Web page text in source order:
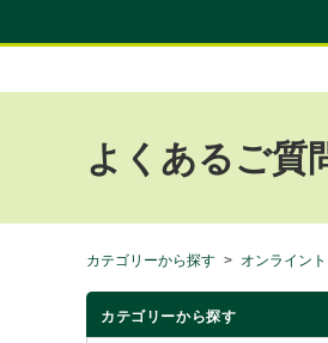
よくあるご質
カテゴリーから探す > オンライン
カテゴリーから探す